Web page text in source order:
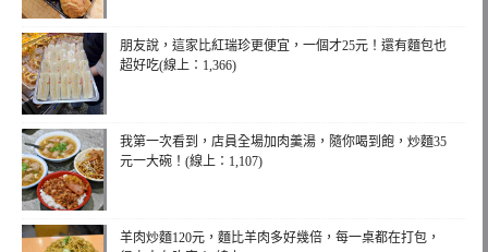
朋友說，這家比紅瑞珍更便宜，一個才25元！還有麵包也
超好吃(線上：1,366)
我第一次看到，店員全場加肉羹湯，隨你喝到飽，炒麵35
元一大碗！(線上：1,107)
羊肉炒麵120元，麵比羊肉多好幾倍，每一桌都在打包，